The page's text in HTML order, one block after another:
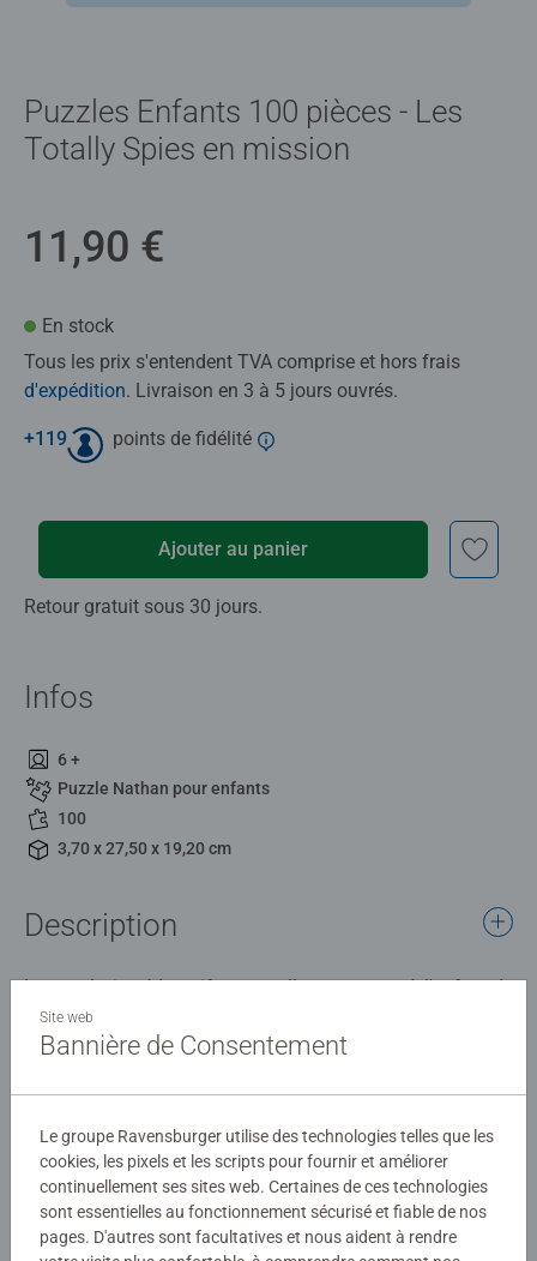
Puzzles Enfants 100 pièces - Les
Totally Spies en mission
11,90 €
En stock
Tous les prix s'entendent TVA comprise et hors frais
d'expédition. Livraison en 3 à 5 jours ouvrés.
+119 points de fidélité
Ajouter au panier
Retour gratuit sous 30 jours.
Infos
6 +
Puzzle Nathan pour enfants
100
3,70 x 27,50 x 19,20 cm
Description
Le puzzle, jeu éducatif par excellence, permet à l'enfant de
faire ses premières découvertes en développant sa
coordination visuelle et motrice et en aiguisant sa
donner goût au savoir et distraire intelligemment, nous
avons mis au point une gamme de puzzles qui
accompagnera votre enfant dans toutes les étapes de son
développement. A 6 ans, l'enfant s'initie à un esprit
logique et apprend la concentration.
Détails
Numéro d'article:
12001141
EAN:
4005555011415
Avertissements et informations du fabricant
Site web
Bannière de Consentement
Le groupe Ravensburger utilise des technologies telles que les
cookies, les pixels et les scripts pour fournir et améliorer
continuellement ses sites web. Certaines de ces technologies
sont essentielles au fonctionnement sécurisé et fiable de nos
pages. D'autres sont facultatives et nous aident à rendre